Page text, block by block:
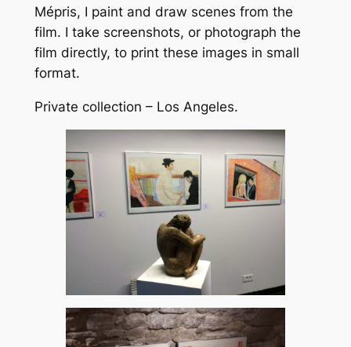
Mépris, I paint and draw scenes from the
film. I take screenshots, or photograph the
film directly, to print these images in small
format.
Private collection – Los Angeles.